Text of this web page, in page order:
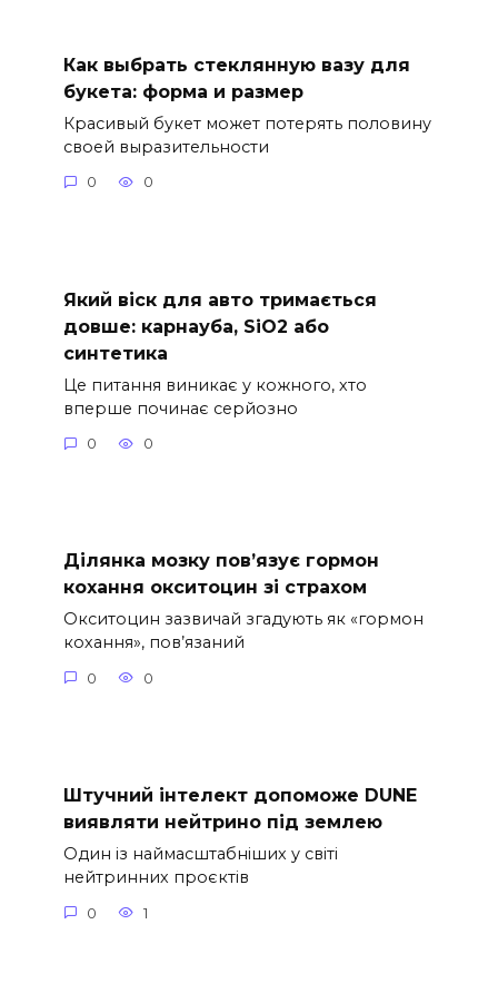
Как выбрать стеклянную вазу для
букета: форма и размер
Красивый букет может потерять половину
своей выразительности
0 0
Який віск для авто тримається
довше: карнауба, SiO2 або
синтетика
Це питання виникає у кожного, хто
вперше починає серйозно
0 0
Ділянка мозку пов’язує гормон
кохання окситоцин зі страхом
Окситоцин зазвичай згадують як «гормон
кохання», пов’язаний
0 0
Штучний інтелект допоможе DUNE
виявляти нейтрино під землею
Один із наймасштабніших у світі
нейтринних проєктів
0 1